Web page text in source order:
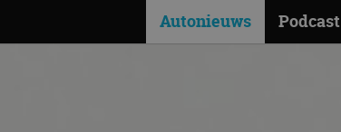
Autonieuws Podcast